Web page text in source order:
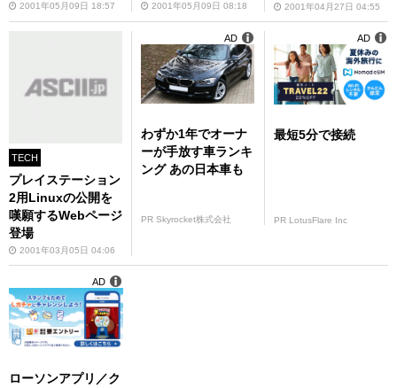
2001年05月09日 18:57 2001年05月09日 08:18 2001年04月27日 04:55
TECH
プレイステーション
2用Linuxの公開を
嘆願するWebページ
登場
2001年03月05日 04:06
わずか1年でオーナ
ーが手放す車ランキ
ング あの日本車も
PR Skyrocket株式会社
AD
最短5分で接続
PR LotusFlare Inc
AD
ローソンアプリ／ク
AD